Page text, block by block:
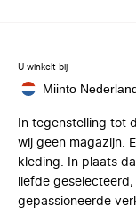
U winkelt bij
Miinto
In tegenstelling tot
wij geen magazijn.
kleding. In plaats
liefde
gepassioneerde